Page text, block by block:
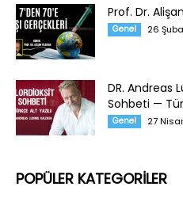
Prof. Dr.
Genel 26
DR. Andreas
Sohbeti —
Genel 27
POPÜLER KATEGORİLER